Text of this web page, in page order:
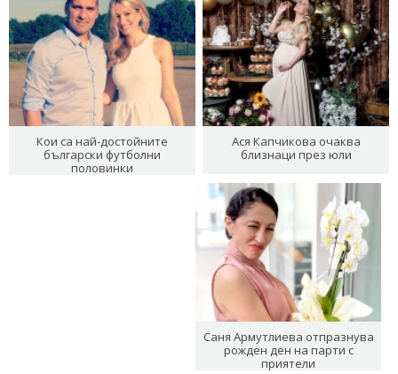
Кои са най-достойните
български футболни
половинки
Ася Капчикова очаква
близнаци през юли
Саня Армутлиева отпразнува
рожден ден на парти с
приятели